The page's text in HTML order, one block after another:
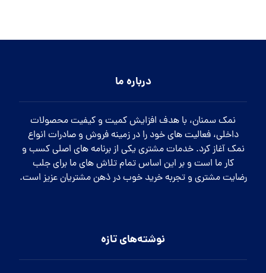
درباره ما
نمک سمنان، با هدف افزایش کمیت و کیفیت محصولات
داخلی، فعالیت های خود را در زمینه فروش و صادرات انواع
نمک آغاز کرد. خدمات مشتری یکی از برنامه های اصلی کسب و
کار ما است و بر این اساس تمام تلاش های ما برای جلب
رضایت مشتری و تجربه خرید خوب در ذهن مشتریان عزیز است.
نوشته‌های تازه